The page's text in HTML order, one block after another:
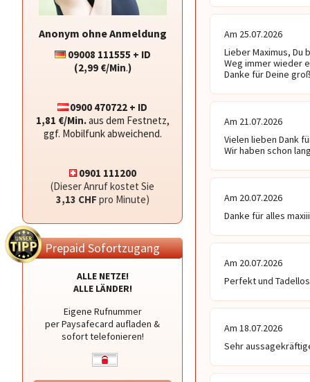
Anonym ohne Anmeldung
09008 111555 + ID
(2,99 €/Min.)
0900 470722 + ID
1,81 €/Min.aus dem Festnetz,
ggf. Mobilfunk abweichend.
0901 111200
(Dieser Anruf kostet Sie
3,13 CHF pro Minute)
Prepaid Sofortzugang
ALLE NETZE!
ALLE LÄNDER!
Eigene Rufnummer
per Paysafecard aufladen &
sofort telefonieren!
Am 25.07.2026
Lieber Maximus,
Weg immer wieder
Danke für Deine
Am 21.07.2026
Vielen lieben Dank
Wir haben schon
Am 20.07.2026
Danke für alles
Am 20.07.2026
Perfekt und Tadellos
Am 18.07.2026
Sehr